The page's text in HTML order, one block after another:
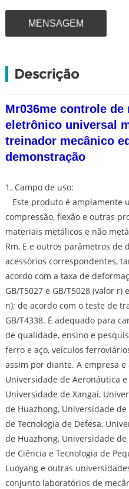
MENSAGEM
Descrição
Mr036me controle
eletrônico universal
treinador mecânico
demonstração
1. Campo de uso:
Este produto é amplamente
compressão, flexão e outras
materiais metálicos e não
Rm, E e outros parâmetros de
acessórios correspondentes,
acordo com a taxa de
GB/T5027 e GB/T5028 (valor
n); de acordo com o teste de
GB/T4338. É adequado para
de qualidade, ensino e
ferro e aço, veículos
assim por diante. A empresa
Universidade de Aeronáutica
Universidade de Xangai,
de Huazhong, Universidade
de Tecnologia de Defesa,
de Huazhong, Universidade
de Ciência e Tecnologia de
Luoyang e outras
conjunto laboratórios de